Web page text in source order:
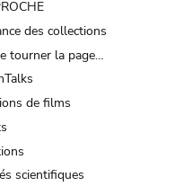
des collections
tourner la page…
de films
scientifiques